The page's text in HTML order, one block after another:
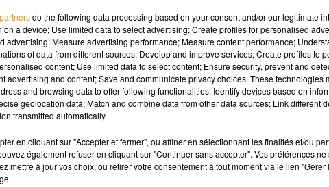
à destination des personnels soignants.
institutions ou entreprises pour faire face à l’épidémie de
masques chirurgicaux et FFP2, et du gel hydroalcoolique. Toute
est à invitée à contacter le CHRU par mail à
.
ou FFP2) et de Solutions hydroalcooliques en
do the following data processing based on your consent and/or our legitimate
on a device; Use limited data to select advertising; Create profiles for personalised
advertising; Measure advertising performance; Measure content performance;
of data from different sources; Develop and improve services; Create profiles to
content; Use limited data to select content; Ensure security, prevent and
advertising and content; Save and communicate privacy choices. These technologies
and browsing data to offer following functionalities: Identify devices based on
geolocation data; Match and combine data from other data sources; Link different
transmitted automatically.
en cliquant sur "Accepter et fermer", ou affiner en sélectionnant les finalités et/ou
également refuser en cliquant sur "Continuer sans accepter". Vos préférences
mettre à jour vos choix, ou retirer votre consentement à tout moment via le lien